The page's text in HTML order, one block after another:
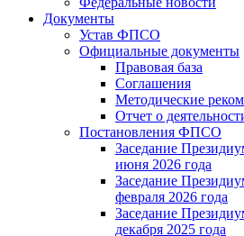
Документы
Устав ФПСО
Официальные документы
Правовая база
Соглашения
Методические
Отчет о
Постановления ФПСО
Заседание
июня 2026 года
Заседание
февраля 2026 года
Заседание
декабря 2025 года